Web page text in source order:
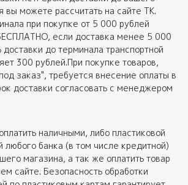
вы можете рассчитать на сайте ТК.
при покупке от 5 000 рублей
если доставка менее 5 000
доставки до терминала транспортной
300 рублей.При покупке товаров,
заказ", требуется внесение оплаты в
доставки согласовать с менеджером
наличными, либо пластиковой
любого банка (в том числе кредитной)
магазина, а так же оплатить товар
сайте. Безопасность обработки